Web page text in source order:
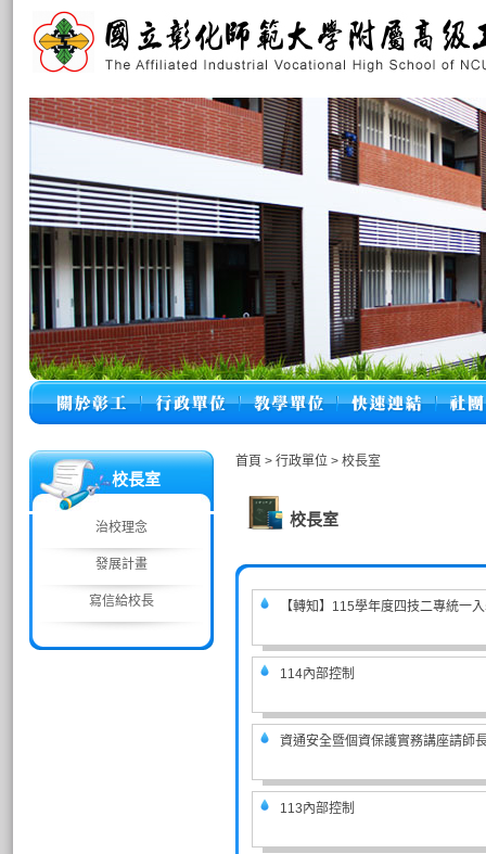
校長室
治校理念
發展計畫
寫信給校長
首頁 > 行政單位 > 校長室
校長室
【轉知】115學年度四技二專統一
114內部控制
資通安全暨個資保護實務講座請師
113內部控制